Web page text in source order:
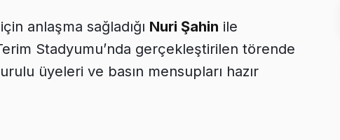
anlaşma sağladığı Nuri Şahin ile
Stadyumu’nda gerçekleştirilen törende
üyeleri ve basın mensupları hazır